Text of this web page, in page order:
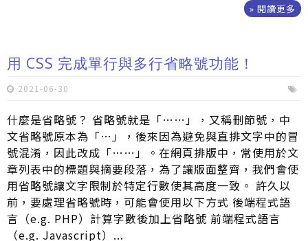
» 閱讀更多
用 CSS 完成單行與多行省略號功能！
2021-06-30
什麼是省略號？ 省略號就是「……」，又稱刪節號，中
文省略號原本為「…」，後來因為避免與直排文字中的冒
號混淆，因此改成「……」。在網頁排版中，常使用於文
章列表中的標題與摘要段落，為了讓版面整齊，我們會使
用省略號讓文字限制於特定行數使其高度一致。 許久以
前，要處理省略號時，可能會使用以下方式 後端程式語
言（e.g. PHP）計算字數後加上省略號 前端程式語言
（e.g. Javascript）...